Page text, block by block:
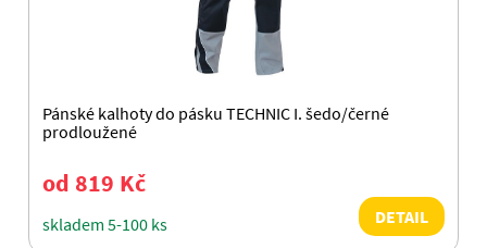
Pánské kalhoty do pásku TECHNIC I. šedo/černé
prodloužené
od 819 Kč
skladem 5-100 ks DETAIL